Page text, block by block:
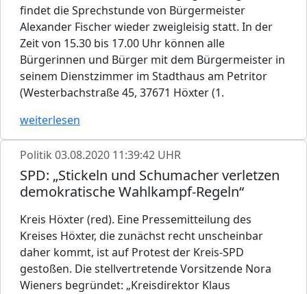
findet die Sprechstunde von Bürgermeister
Alexander Fischer wieder zweigleisig statt. In der
Zeit von 15.30 bis 17.00 Uhr können alle
Bürgerinnen und Bürger mit dem Bürgermeister in
seinem Dienstzimmer im Stadthaus am Petritor
(Westerbachstraße 45, 37671 Höxter (1.
weiterlesen
Politik 03.08.2020 11:39:42 UHR
SPD: „Stickeln und Schumacher verletzen
demokratische Wahlkampf-Regeln“
Kreis Höxter (red). Eine Pressemitteilung des
Kreises Höxter, die zunächst recht unscheinbar
daher kommt, ist auf Protest der Kreis-SPD
gestoßen. Die stellvertretende Vorsitzende Nora
Wieners begründet: „Kreisdirektor Klaus